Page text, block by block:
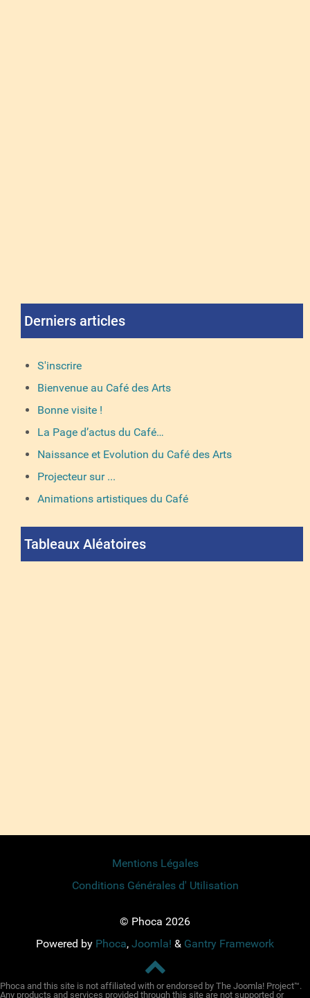
Derniers articles
S'inscrire
Bienvenue au Café des Arts
Bonne visite !
La Page d’actus du Café…
Naissance et Evolution du Café des Arts
Projecteur sur ...
Animations artistiques du Café
Tableaux Aléatoires
Mentions Légales
Conditions Générales d' Utilisation
© Phoca 2026
Powered by Phoca, Joomla! & Gantry Framework
Phoca and this site is not affiliated with or endorsed by The Joomla! Project™.
Any products and services provided through this site are not supported or